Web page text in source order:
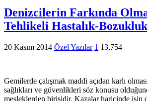
Denizcilerin Farkında
Tehlikeli Hastalık-Bozukluk
20 Kasım 2014 Özel Yazılar 1 13,754
Gemilerde çalışmak maddi açıdan karlı
sağlıkları ve güvenlikleri söz konusu
mesleklerden birisidir. Kazalar haricinde işin